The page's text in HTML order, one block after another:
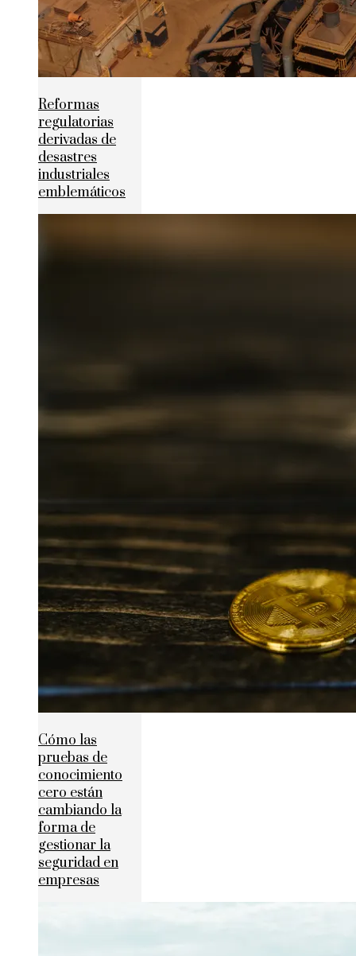
Reformas
regulatorias
derivadas de
desastres
industriales
emblemáticos
Cómo las
pruebas de
conocimiento
cero están
cambiando la
forma de
gestionar la
seguridad en
empresas